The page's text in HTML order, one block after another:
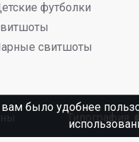
футболки
свитшоты
Типография.
было удобнее